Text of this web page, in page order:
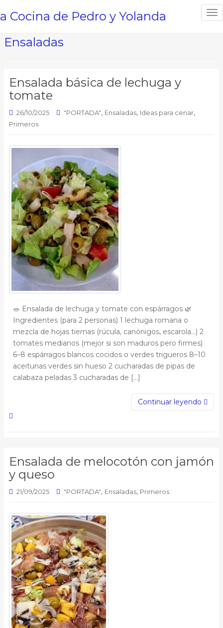
T
Cocina de Pedro y Yolanda
Ensaladas
Ensalada básica de lechuga y
tomate
26/10/2025 "PORTADA", Ensaladas, Ideas para cenar,
Primeros
🥗 Ensalada de lechuga y tomate con espárragos 🌿
Ingredientes (para 2 personas) 1 lechuga romana o
mezcla de hojas tiernas (rúcula, canónigos, escarola…) 2
tomates medianos (mejor si son maduros pero firmes)
6–8 espárragos blancos cocidos o verdes trigueros 8–10
aceitunas verdes sin hueso 2 cucharadas de pipas de
calabaza peladas 3 cucharadas de […]
Continuar leyendo
Ensalada de melocotón con jamón
y queso
21/09/2025 "PORTADA", Ensaladas, Primeros